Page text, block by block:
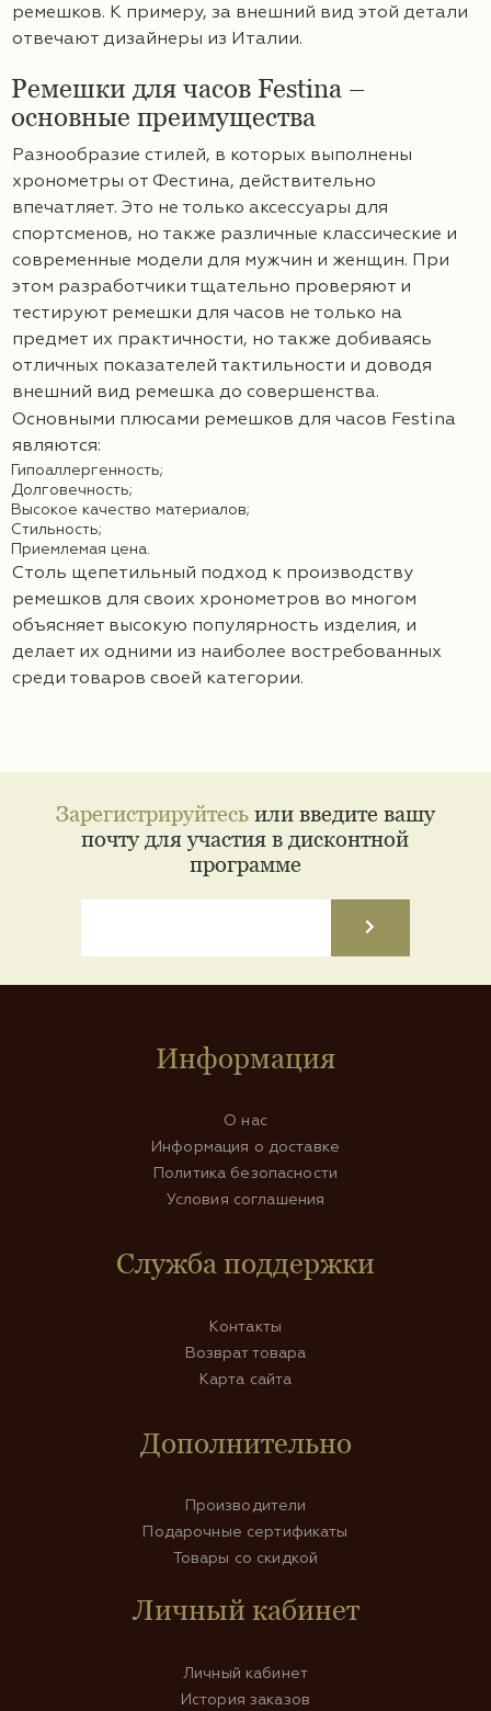
ремешков. К примеру, за внешний вид этой детали
отвечают дизайнеры из Италии.
Ремешки для часов Festina –
основные преимущества
Разнообразие стилей, в которых выполнены
хронометры от Фестина, действительно
впечатляет. Это не только аксессуары для
спортсменов, но также различные классические и
современные модели для мужчин и женщин. При
этом разработчики тщательно проверяют и
тестируют ремешки для часов не только на
предмет их практичности, но также добиваясь
отличных показателей тактильности и доводя
внешний вид ремешка до совершенства.
Основными плюсами ремешков для часов Festina
являются:
Гипоаллергенность;
Долговечность;
Высокое качество материалов;
Стильность;
Приемлемая цена.
Столь щепетильный подход к производству
ремешков для своих хронометров во многом
объясняет высокую популярность изделия, и
делает их одними из наиболее востребованных
среди товаров своей категории.
Зарегистрируйтесьили введите вашу
почту для участия в дисконтной
программе
Информация
О нас
Информация о доставке
Политика безопасности
Условия соглашения
Служба поддержки
Контакты
Возврат товара
Карта сайта
Дополнительно
Производители
Подарочные сертификаты
Товары со скидкой
Личный кабинет
Личный кабинет
История заказов